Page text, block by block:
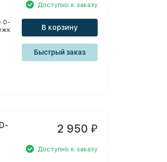
0-
Доступно к заказу
В корзину
Быстрый заказ
2 950 ₽
Доступно к заказу